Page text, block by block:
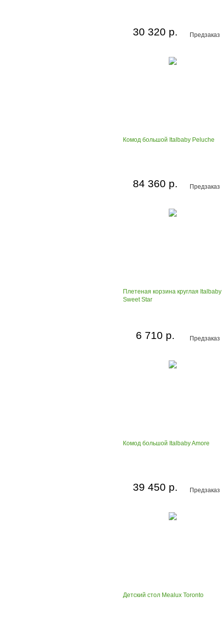
Предзаказ
30 320 р.
Комод большой Italbaby Peluche
Предзаказ
84 360 р.
Плетеная корзина круглая Italbaby
Sweet Star
Предзаказ
6 710 р.
Комод большой Italbaby Amore
Предзаказ
39 450 р.
Детский стол Mealux Toronto